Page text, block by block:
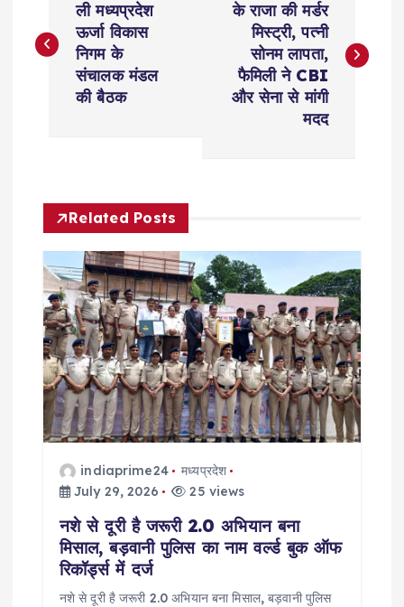
s
a
v
g
a
t
ली मध्यप्रदेश
ऊर्जा विकास
निगम के
संचालक मंडल
की बैठक
के राजा की मर्डर
मिस्ट्री, पत्नी
सोनम लापता,
फैमिली ने CBI
और सेना से मांगी
मदद
Related Posts
indiaprime24
मध्यप्रदेश
July 29, 2026
25 views
नशे से दूरी है जरूरी 2.0 अभियान बना
मिसाल, बड़वानी पुलिस का नाम वर्ल्ड बुक ऑफ
रिकॉर्ड्स में दर्ज
नशे से दूरी है जरूरी 2.0 अभियान बना मिसाल, बड़वानी पुलिस